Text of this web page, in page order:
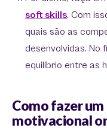
soft skills. Com
quais são as
desenvolvidas. No
equilíbrio entre as
Como fazer
motivacional